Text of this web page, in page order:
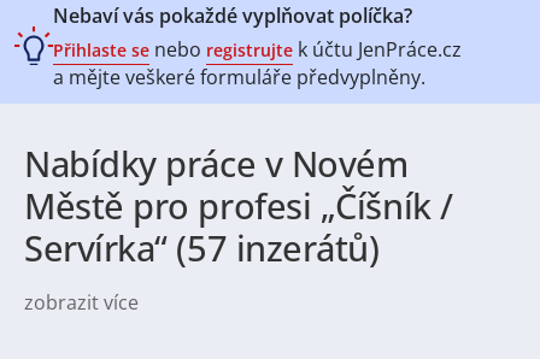
Nebaví vás pokaždé vyplňovat políčka?
Přihlaste se nebo registrujte k účtu JenPráce.cz
a mějte veškeréformuláře předvyplněny.
Nabídky práce v Novém
Městě pro profesi „Číšník /
Servírka“ (57 inzerátů)
zobrazit více